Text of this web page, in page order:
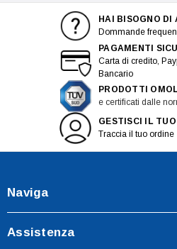
HAI BISOGNO DI
Dommande
PAGAMENTI
Carta di credito,
Bancario
PRODOTTI
e certificati dalle
GESTISCI IL
Traccia il tuo ordine
Naviga
Assistenza